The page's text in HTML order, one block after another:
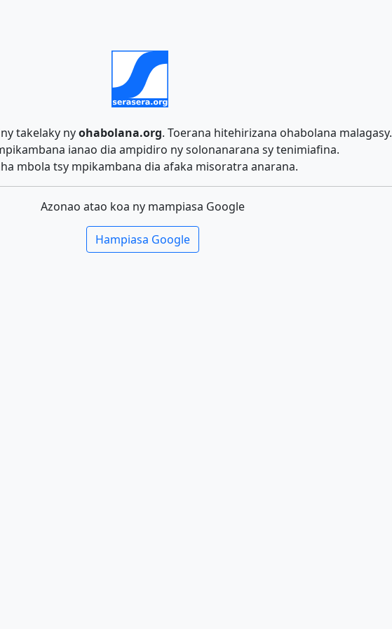
takelaky nyohabolana.org. Toerana hitehirizana ohabolana malagasy.
ianao dia ampidiro ny solonanarana sy tenimiafina.
mbola tsy mpikambana dia afaka misoratra anarana.
Azonao atao koa ny mampiasa Google
Hampiasa Google